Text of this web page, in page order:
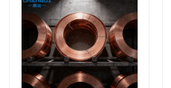
Über uns
Fabrik Tour